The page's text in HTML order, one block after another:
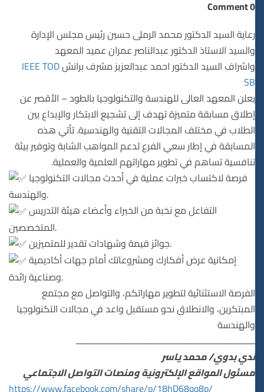
رعاية السيد الدكتور محمد الرملى حسين رئيس مجلس الإدارة
والسيد الاستاذ الدكتور عبدالناصر عمران عميد المعهد
واشراف السيد الدكتور احمد عبدالعزيز مشرف برانشIEEE TOD
SB
يعلن المعهد العالى للهندسة والتكنولوجيا بالطود – الأقصر عن
إطلاق مسابقة متميزة تهدف إلى تشجيع الابتكار والإبداع بين
الطلاب في مختلف المجالات التقنية والهندسية. تأتي هذه
المسابقة في إطار سعي الفرع لدعم المواهب الشابة وتوفير بيئة
تنافسية تساهم في تطوير مهاراتهم العلمية والعملية.
فرصة لاكتساب خبرات عملية في أحدث مجالات التكنولوجيا
التفاعل مع نخبة من الخبراء وأعضاء هيئة التدريس
إمكانية عرض أفكارك ومشروعاتك أمام جهات أكاديمية
الفرصة الاستثنائية لتطوير مهاراتكم، والتواصل مع مجتمع
المبتكرين، والانطلاق نحو مستقبل واعد في مجالات التكنولوجيا
والهندسة
ــــــــــــــــــــــــــــــــــــــــــــــــــــــــــــــــــــــــــــ
ندي بدوي/ محمد ياسر
مسئول المواقع الإلكترونية ومنصات التواصل الاجتماعي
https://www.facebook.com/share/p/18hD68qq8p/